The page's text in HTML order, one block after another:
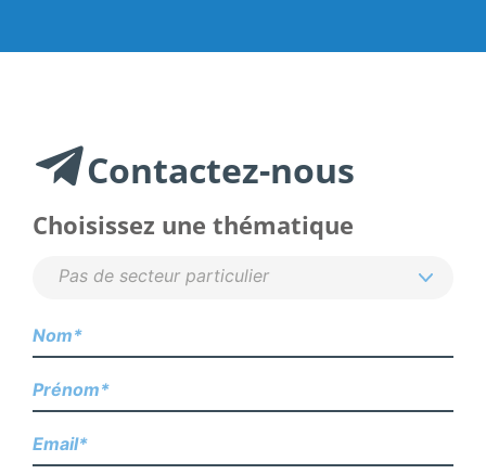
Contactez-nous
Choisissez une thématique